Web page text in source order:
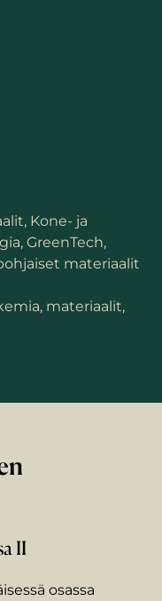
Kone- ja
GreenTech,
materiaalit
materiaalit,
II
osassa